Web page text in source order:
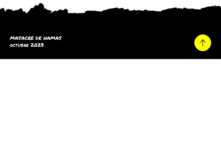
MASACRE DE HAMAS
octubre 2023